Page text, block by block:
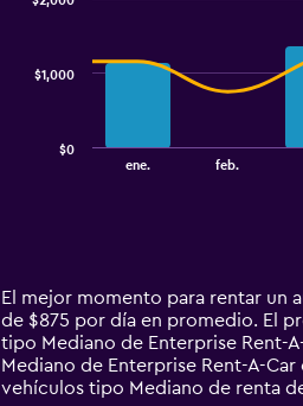
14
categories.
The
chart
has
ene. feb.
$0
$1,000
El mejor momento para rentar un
de $875 por día en promedio. El
tipo Mediano de Enterprise Rent-
Mediano de Enterprise Rent-A-
vehículos tipo Mediano de renta